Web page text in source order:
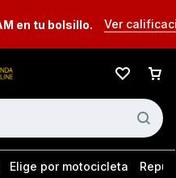
en tu bolsillo. Ver
Elige por motocicleta